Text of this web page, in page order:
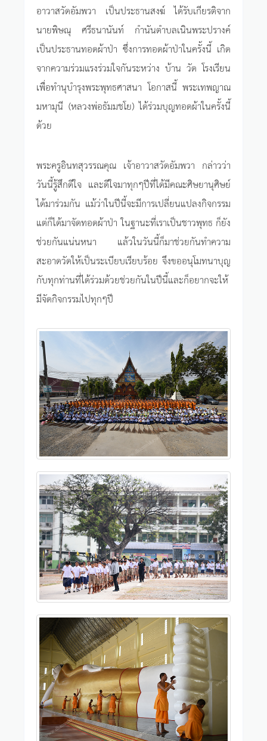
อาวาสวัดอัมพวา เป็นประธานสงฆ์ ได้รับเกียรติจาก
นายพิษณุ ศรีธนานันท์ กำนันตำบลเนินพระปรางค์
เป็นประธานทอดผ้าป่า ซึ่งการทอดผ้าป่าในครั้งนี้ เกิด
จากความร่วมแรงร่วมใจกันระหว่าง บ้าน วัด โรงเรียน
เพื่อทำนุบำรุงพระพุทธศาสนา โอกาสนี้ พระเทพญาณ
มหามุนี (หลวงพ่อธัมมชโย) ได้ร่วมบุญทอดผ้าในครั้งนี้
ด้วย
พระครูอินทสุวรรณคุณ เจ้าอาวาสวัดอัมพวา กล่าวว่า
วันนี้รู้สึกดีใจ และดีใจมาทุกๆปีที่ได้มีคณะศิษยานุศิษย์
ได้มาร่วมกัน แม้ว่าในปีนี้จะมีการเปลี่ยนแปลงกิจกรรม
แต่ก็ได้มาจัดทอดผ้าป่า ในฐานะที่เราเป็นชาวพุทธ ก็ยัง
ช่วยกันแน่นหนา แล้วในวันนี้ก็มาช่วยกันทำความ
สะอาดวัดให้เป็นระเบียบเรียบร้อย จึงขออนุโมทนาบุญ
กับทุกท่านที่ได้ร่วมด้วยช่วยกันในปีนี้และก็อยากจะให้
มีจัดกิจกรรมไปทุกๆปี